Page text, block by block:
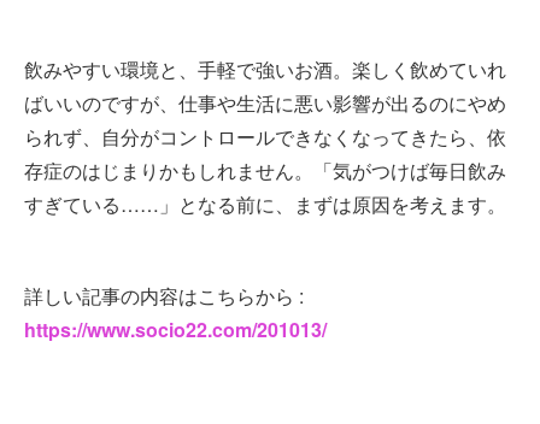
飲みやすい環境と、手軽で強いお酒。楽しく飲めていれ
ばいいのですが、仕事や生活に悪い影響が出るのにやめ
られず、自分がコントロールできなくなってきたら、依
存症のはじまりかもしれません。「気がつけば毎日飲み
すぎている……」となる前に、まずは原因を考えます。
詳しい記事の内容はこちらから :
https://www.socio22.com/201013/